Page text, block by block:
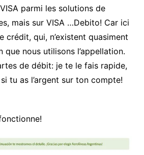
parmi les solutions de
mais sur VISA …Debito! Car ici
crédit, qui, n’existent quasiment
que nous utilisons l’appellation.
de débit: je te le fais rapide,
tu as l’argent sur ton compte!